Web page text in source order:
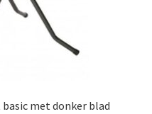
met donker blad